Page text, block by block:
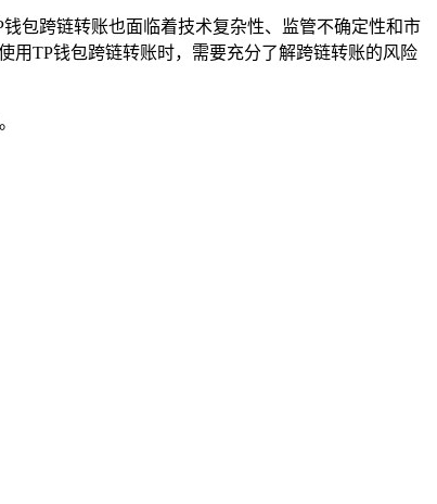
包跨链转账也面临着技术复杂性、监管不确定性和市
用TP钱包跨链转账时，需要充分了解跨链转账的风险